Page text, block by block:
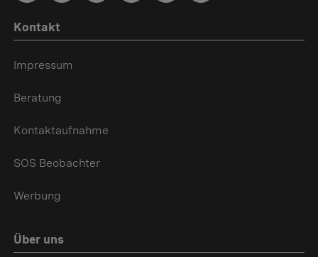
Kontakt
Impressum
Beratung
Kontaktaufnahme
SOS Beobachter
Werbung
Über uns